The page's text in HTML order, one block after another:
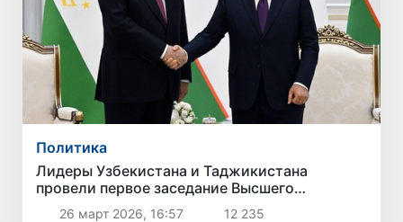
Политика
Лидеры Узбекистана и Таджикистана
провели первое заседание Высшего
межгосударственного совета
26 март 2026, 16:57 12 235